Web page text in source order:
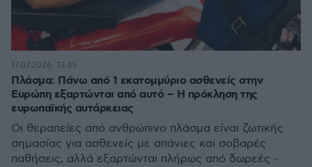
Πλάσμα: Πάνω από 1 εκατομμύριο ασθενείς στην
Ευρώπη εξαρτώνται από αυτό – Η πρόκληση της
ευρωπαϊκής αυτάρκειας
Οι θεραπείες από ανθρώπινο πλάσμα είναι ζωτικής
σημασίας για ασθενείς με σπάνιες και σοβαρές
παθήσεις, αλλά εξαρτώνται πλήρως από δωρεές -
17.07.2026, 13:45